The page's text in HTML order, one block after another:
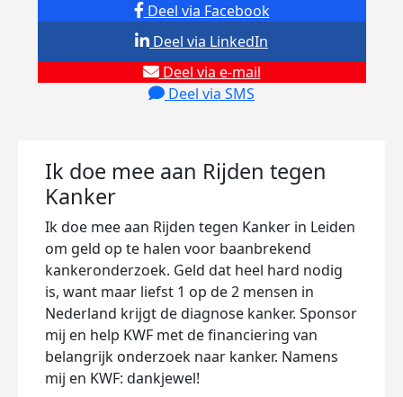
Deel via Facebook
Deel via e-mail
Deel via SMS
Deel via LinkedIn
Ik doe mee aan Rijden tegen
Kanker
Ik doe mee aan Rijden tegen Kanker in Leiden
om geld op te halen voor baanbrekend
kankeronderzoek. Geld dat heel hard nodig
is, want maar liefst 1 op de 2 mensen in
Nederland krijgt de diagnose kanker. Sponsor
mij en help KWF met de financiering van
belangrijk onderzoek naar kanker. Namens
mij en KWF: dankjewel!